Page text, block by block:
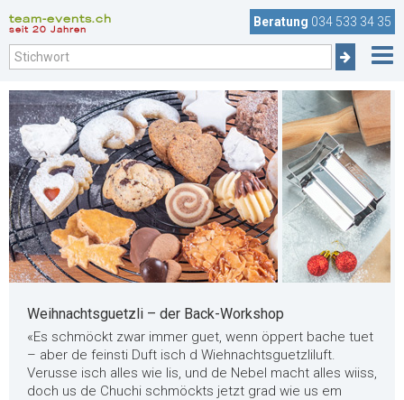
team-events.ch
seit 20 Jahren
Beratung 034 533 34 35
Weihnachtsguetzli – der Back-Workshop
«Es schmöckt zwar immer guet, wenn öppert bache tuet
– aber de feinsti Duft isch d Wiehnachtsguetzliluft.
Verusse isch alles wie Iis, und de Nebel macht alles wiiss,
doch us de Chuchi schmöckts jetzt grad wie us em